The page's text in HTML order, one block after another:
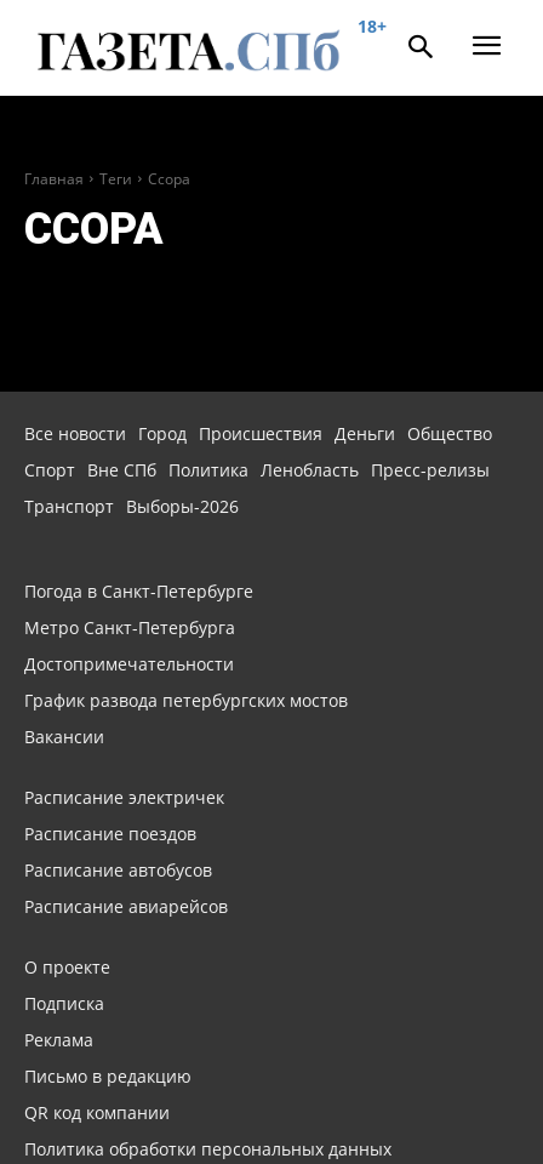
18+
Главная Теги Ссора
ССОРА
Все новости Город Происшествия Деньги
Общество
Спорт Вне СПб Политика Ленобласть Пресс-релизы
Транспорт Выборы-2026
Погода в Санкт-Петербурге
Метро Санкт-Петербурга
Достопримечательности
График развода петербургских мостов
Вакансии
Расписание электричек
Расписание поездов
Расписание автобусов
Расписание авиарейсов
О проекте
Подписка
Реклама
Письмо в редакцию
QR код компании
Политика обработки персональных данных